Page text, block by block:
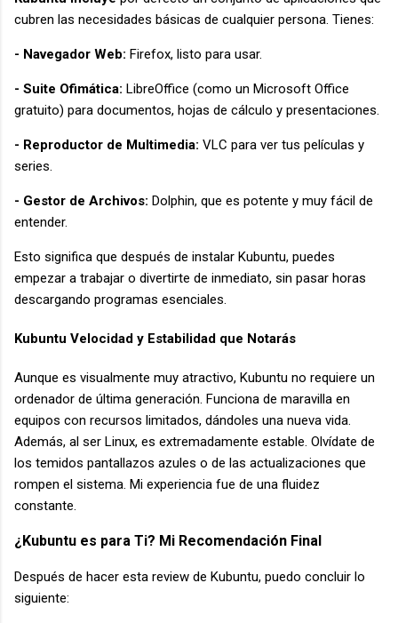
cubren las necesidades básicas de cualquier persona. Tienes:
- Navegador Web: Firefox, listo para usar.
- Suite Ofimática: LibreOffice (como un Microsoft Office
gratuito) para documentos, hojas de cálculo y presentaciones.
- Reproductor de Multimedia: VLC para ver tus películas y
series.
- Gestor de Archivos: Dolphin, que es potente y muy fácil de
entender.
Esto significa que después de instalar Kubuntu, puedes
empezar a trabajar o divertirte de inmediato, sin pasar horas
descargando programas esenciales.
Kubuntu Velocidad y Estabilidad que Notarás
Aunque es visualmente muy atractivo, Kubuntu no requiere un
ordenador de última generación. Funciona de maravilla en
equipos con recursos limitados, dándoles una nueva vida.
Además, al ser Linux, es extremadamente estable. Olvídate de
los temidos pantallazos azules o de las actualizaciones que
rompen el sistema. Mi experiencia fue de una fluidez
constante.
¿Kubuntu es para Ti? Mi Recomendación Final
Después de hacer esta review de Kubuntu, puedo concluir lo
siguiente: